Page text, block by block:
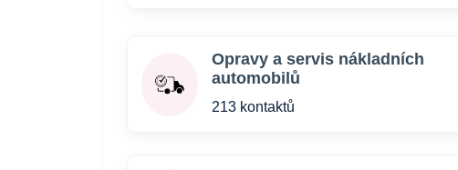
Opravy a servis nákladních
automobilů
213 kontaktů